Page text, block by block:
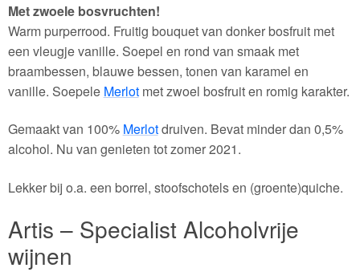
Met zwoele bosvruchten!
Warm purperrood. Fruitig bouquet van donker bosfruit met
een vleugje vanille. Soepel en rond van smaak met
braambessen, blauwe bessen, tonen van karamel en
vanille. Soepele Merlotmet zwoel bosfruit en romig karakter.
Gemaakt van 100% Merlotdruiven. Bevat minder dan 0,5%
alcohol. Nu van genieten tot zomer 2021.
Lekker bij o.a. een borrel, stoofschotels en (groente)quiche.
Artis – Specialist Alcoholvrije
wijnen